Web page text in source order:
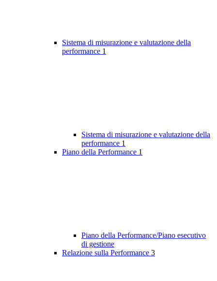
Sistema di misurazione e valutazione della
performance 1
Sistema di misurazione e valutazione della
performance 1
Piano della Performance 1
Piano della Performance/Piano esecutivo
di gestione
Relazione sulla Performance 3